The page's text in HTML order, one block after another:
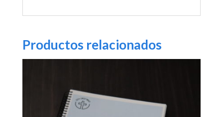
Productos relacionados